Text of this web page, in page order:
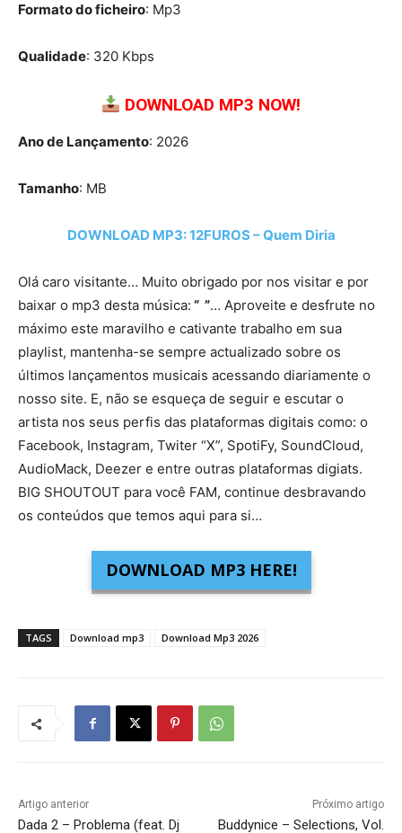
Formato do ficheiro: Mp3
Qualidade: 320 Kbps
DOWNLOAD MP3 NOW!
Ano de Lançamento: 2026
Tamanho: MB
DOWNLOAD MP3: 12FUROS – Quem Diria
Olá caro visitante… Muito obrigado por nos visitar e por
baixar o mp3 desta música: “ ”… Aproveite e desfrute no
máximo este maravilho e cativante trabalho em sua
playlist, mantenha-se sempre actualizado sobre os
últimos lançamentos musicais acessando diariamente o
nosso site. E, não se esqueça de seguir e escutar o
artista nos seus perfis das plataformas digitais como: o
Facebook, Instagram, Twiter “X”, SpotiFy, SoundCloud,
AudioMack, Deezer e entre outras plataformas digiats.
BIG SHOUTOUT para você FAM, continue desbravando
os conteúdos que temos aqui para si…
DOWNLOAD MP3 HERE!
TAGS Download mp3 Download Mp3 2026
Artigo anterior
Dada 2 – Problema (feat. Dj
Próximo artigo
Buddynice – Selections, Vol.